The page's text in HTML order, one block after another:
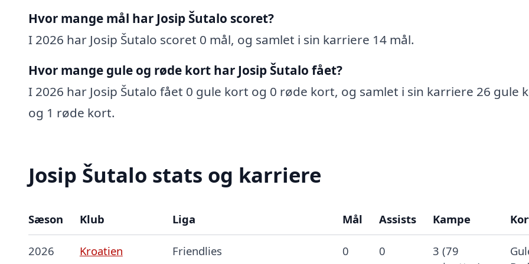
Hvor mange mål har Josip Šutalo scoret?
I 2026 har Josip Šutalo scoret 0 mål, og samlet i sin karriere 14 mål.
Hvor mange gule og røde kort har Josip Šutalo fået?
I 2026 har Josip Šutalo fået 0 gule kort og 0 røde kort, og samlet i sin karriere 26 gule
og 1 røde kort.
Josip Šutalo stats og karriere
Sæson Klub Liga Mål Assists Kampe
2026 Kroatien Friendlies 0 0
3 (79